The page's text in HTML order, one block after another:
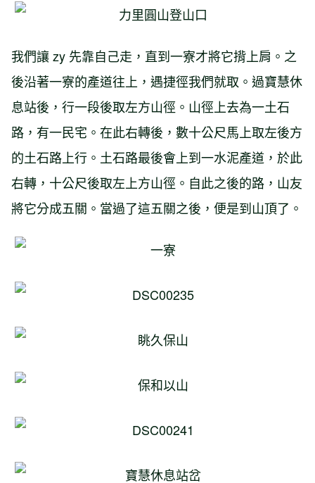
我們讓 zy 先靠自己走，直到一寮才將它揹上肩。之
後沿著一寮的產道往上，遇捷徑我們就取。過寶慧休
息站後，行一段後取左方山徑。山徑上去為一土石
路，有一民宅。在此右轉後，數十公尺馬上取左後方
的土石路上行。土石路最後會上到一水泥產道，於此
右轉，十公尺後取左上方山徑。自此之後的路，山友
將它分成五關。當過了這五關之後，便是到山頂了。